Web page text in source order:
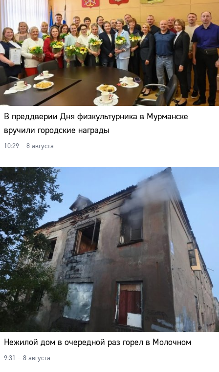
В преддверии Дня физкультурника в Мурманске
вручили городские награды
10:29 – 8 августа
Нежилой дом в очередной раз горел в Молочном
9:31 – 8 августа